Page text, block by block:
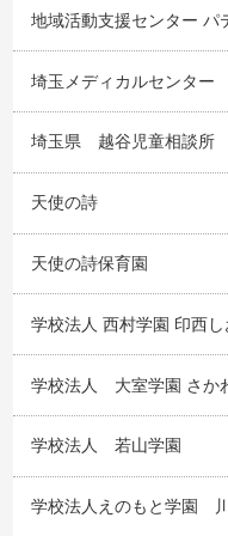
地域活動支援センター パ
埼玉メディカルセンター
埼玉県 越谷児童相談所
天使の詩
天使の詩保育園
学校法人 西村学園 印西し
学校法人 大室学園 さか
学校法人 若山学園
学校法人えのもと学園